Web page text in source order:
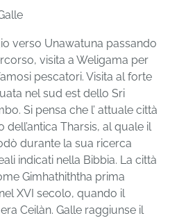
verso Unawatuna passando
visita a Weligama per
pescatori. Visita al forte
nel sud est dello Sri
Si pensa che l’ attuale città
Tharsis, al quale il
durante la sua ricerca
indicati nella Bibbia. La città
Gimhathiththa prima
XVI secolo, quando il
Ceilàn. Galle raggiunse il